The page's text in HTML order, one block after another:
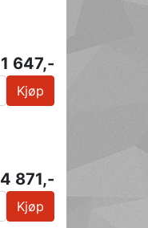
1 647,-
Kjøp
4 871,-
Kjøp